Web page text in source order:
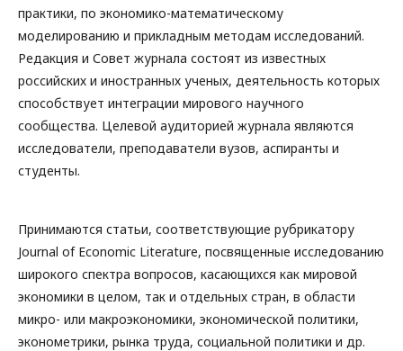
практики, по экономико-математическому
моделированию и прикладным методам исследований.
Редакция и Совет журнала состоят из известных
российских и иностранных ученых, деятельность которых
способствует интеграции мирового научного
сообщества. Целевой аудиторией журнала являются
исследователи, преподаватели вузов, аспиранты и
студенты.
Принимаются статьи, соответствующие рубрикатору
Journal of Economic Literature, посвященные исследованию
широкого спектра вопросов, касающихся как мировой
экономики в целом, так и отдельных стран, в области
микро- или макроэкономики, экономической политики,
эконометрики, рынка труда, социальной политики и др.